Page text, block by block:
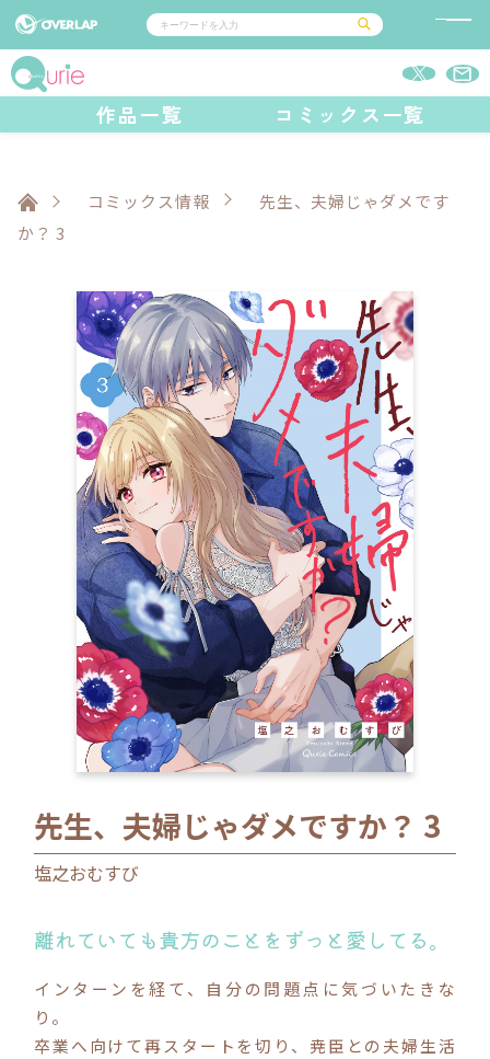
コミック
コミックガルド
コミッククリエ
LiQulle
ライトノベル
文庫
ノベルス
ノベルスf
ゲーム
企業
オーバーラップノベルス
オーバーラップノベルスf
ロサージュノベルス
コミックガルド
コミッククリエ
リキューレ
コミックパルフェ
コミックエッセイ
作品一覧 コミックス一覧
コミックス情報
先生、夫婦じゃダメです
か？ 3
先生、夫婦じゃダメですか？ 3
塩之おむすび
離れていても貴方のことをずっと愛してる。
インターンを経て、自分の問題点に気づいたきな
り。
卒業へ向けて再スタートを切り、尭臣との夫婦生活